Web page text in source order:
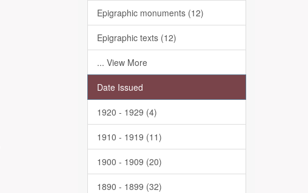
Epigraphic monuments (12)
Epigraphic texts (12)
... View More
Date Issued
1920 - 1929 (4)
1910 - 1919 (11)
1900 - 1909 (20)
1890 - 1899 (32)